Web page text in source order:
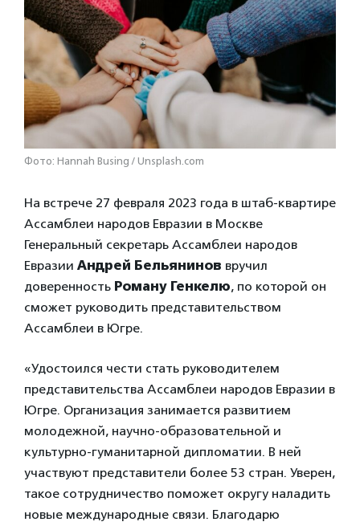
Фото: Hannah Busing / Unsplash.com
На встрече 27 февраля 2023 года в штаб-квартире
Ассамблеи народов Евразии в Москве
Генеральный секретарь Ассамблеи народов
Евразии Андрей Бельянинов вручил
доверенность Роману Генкелю, по которой он
сможет руководить представительством
Ассамблеи в Югре.
«Удостоился чести стать руководителем
представительства Ассамблеи народов Евразии в
Югре. Организация занимается развитием
молодежной, научно-образовательной и
культурно-гуманитарной дипломатии. В ней
участвуют представители более 53 стран. Уверен,
такое сотрудничество поможет округу наладить
новые международные связи. Благодарю